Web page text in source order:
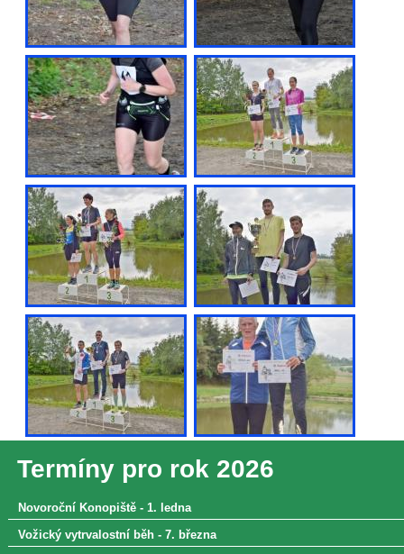
Termíny pro rok 2026
Novoroční Konopiště - 1. ledna
Vožický vytrvalostní běh - 7. března